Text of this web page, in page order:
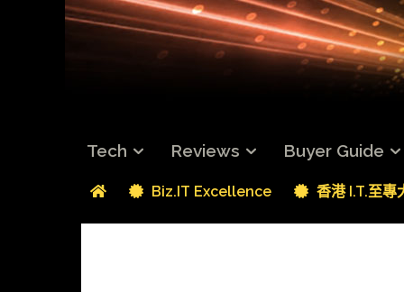
Tech Reviews Buyer Guide
Biz.IT Excellence 香港 I.T.至專